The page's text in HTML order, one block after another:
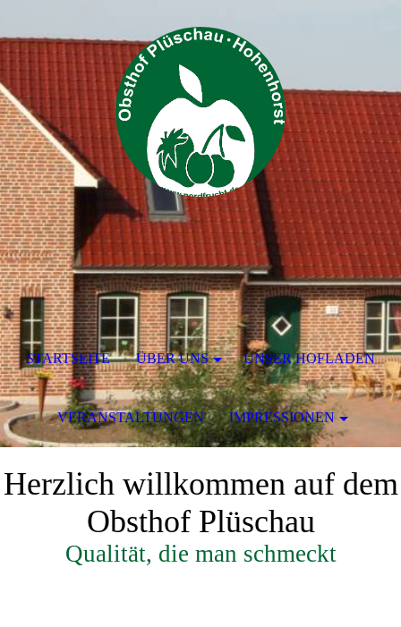
Herzlich willkommen auf dem
Obsthof Plüschau
Qualität, die man schmeckt
STARTSEITE ÜBER UNS UNSER HOFLADEN
VERANSTALTUNGEN IMPRESSIONEN